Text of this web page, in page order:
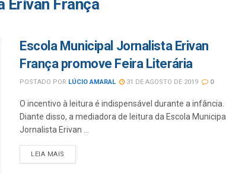
Erivan França
Escola Municipal Jornalista Erivan
França promove Feira Literária
POSTADO POR LÚCIO AMARAL 31 DE AGOSTO DE 2019 0
O incentivo à leitura é indispensável durante a infância.
Diante disso, a mediadora de leitura da Escola Municipal
Jornalista Erivan ...
LEIA MAIS